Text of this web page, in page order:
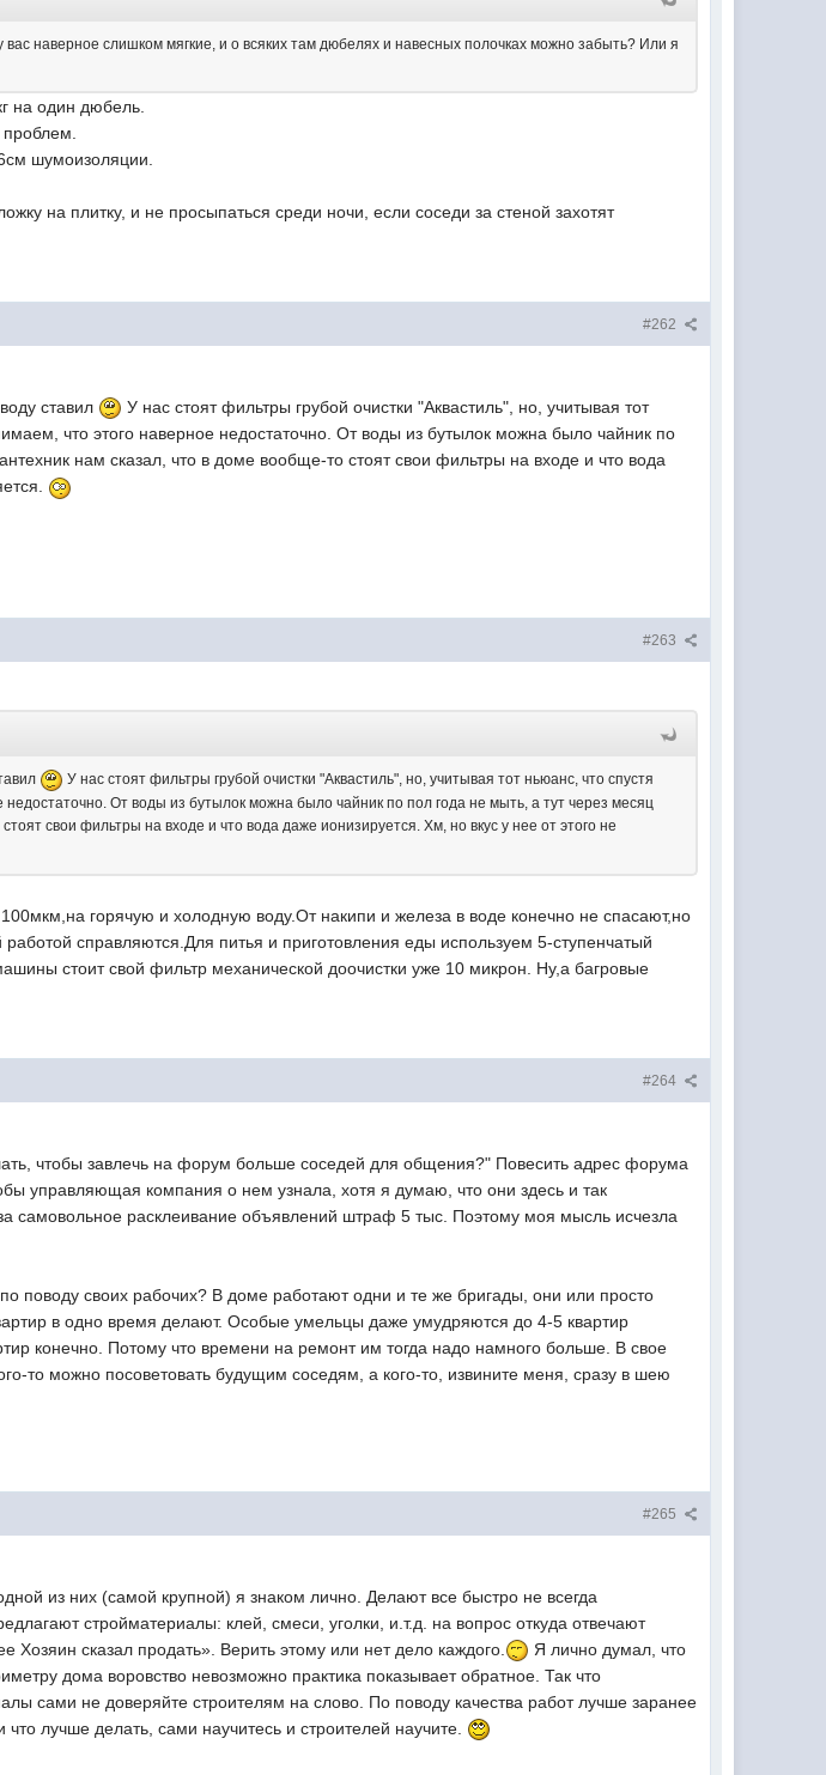
наверное слишком мягкие, и о всяких там дюбелях и навесных полочках можно забыть? Или я
на один дюбель.
шумоизоляции.
на плитку, и не просыпаться среди ночи, если соседи за стеной захотят
#262
ставил
У нас стоят фильтры грубой очистки "Аквастиль", но, учитывая тот
что этого наверное недостаточно. От воды из бутылок можна было чайник по
нам сказал, что в доме вообще-то стоят свои фильтры на входе и что вода
#263
У нас стоят фильтры грубой очистки "Аквастиль", но, учитывая тот ньюанс, что спустя
От воды из бутылок можна было чайник по пол года не мыть, а тут через месяц
свои фильтры на входе и что вода даже ионизируется. Хм, но вкус у нее от этого не
горячую и холодную воду.От накипи и железа в воде конечно не спасают,но
справляются.Для питья и приготовления еды используем 5-ступенчатый
стоит свой фильтр механической доочистки уже 10 микрон. Ну,а багровые
#264
чтобы завлечь на форум больше соседей для общения?" Повесить адрес форума
управляющая компания о нем узнала, хотя я думаю, что они здесь и так
самовольное расклеивание объявлений штраф 5 тыс. Поэтому моя мысль исчезла
поводу своих рабочих? В доме работают одни и те же бригады, они или просто
в одно время делают. Особые умельцы даже умудряются до 4-5 квартир
конечно. Потому что времени на ремонт им тогда надо намного больше. В свое
то можно посоветовать будущим соседям, а кого-то, извините меня, сразу в шею
#265
из них (самой крупной) я знаком лично. Делают все быстро не всегда
стройматериалы: клей, смеси, уголки, и.т.д. на вопрос откуда отвечают
Хозяин сказал продать». Верить этому или нет дело каждого.
Я лично думал, что
дома воровство невозможно практика показывает обратное. Так что
сами не доверяйте строителям на слово. По поводу качества работ лучше заранее
лучше делать, сами научитесь и строителей научите.